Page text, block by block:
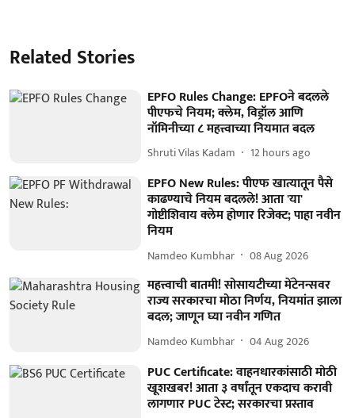
Related Stories
EPFO Rules Change: EPFOने बदलले
पीएफचे नियम; क्लेम, विड्रॉल आणि
नॉमिनीच्या ८ महत्त्वाच्या नियमात बदल
Shruti Vilas Kadam 12 hours ago
EPFO New Rules: पीएफ खात्यातून पैसे
काढण्याचे नियम बदलले! आता 'या'
गोष्टीशिवाय क्लेम होणार रिजेक्ट; पाहा नवीन
नियम
Namdeo Kumbhar 08 Aug 2026
महत्त्वाची बातमी! सोसायटीच्या मेंटेनन्सवर
राज्य सरकारचा मोठा निर्णय, नियमांत झाला
बदल; जाणून घ्या नवीन गणित
Namdeo Kumbhar 04 Aug 2026
PUC Certificate: वाहनधारकांसाठी मोठी
खूशखबर! आता ३ वर्षांतून एकदाच करावी
लागणार PUC टेस्ट; सरकारचा प्रस्ताव